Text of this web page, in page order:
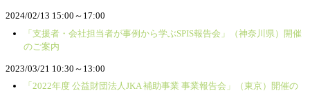
2024/02/13 15:00～17:00
「支援者・会社担当者が事例から学ぶSPIS報告会」（神奈川県）開催
のご案内
2023/03/21 10:30～13:00
「2022年度 公益財団法人JKA 補助事業 事業報告会」（東京）開催の